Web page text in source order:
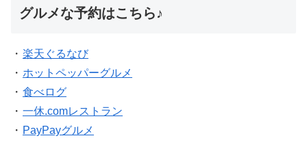
グルメな予約はこちら♪
・ 楽天ぐるなび
・ ホットペッパーグルメ
・ 食べログ
・ 一休.comレストラン
・ PayPayグルメ